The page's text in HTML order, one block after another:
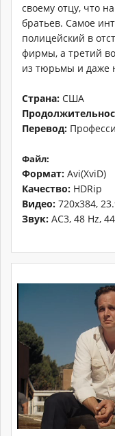
своему отцу, что
братьев. Самое
полицейский в
фирмы, а третий
из тюрьмы и даже
Страна: США
Перевод:
Файл:
Формат: Avi(XviD)
Качество: HDRip
Видео: 720x384,
Звук: AC3, 48 Hz,